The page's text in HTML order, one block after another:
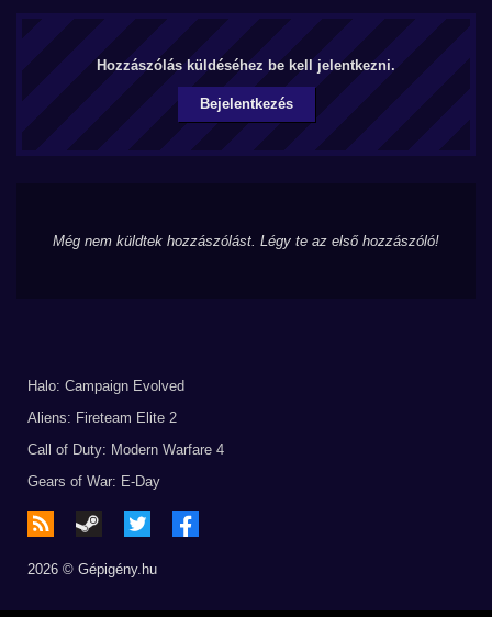
Hozzászólás küldéséhez be kell jelentkezni.
Bejelentkezés
Még nem küldtek hozzászólást. Légy te az első hozzászóló!
Halo: Campaign Evolved
Aliens: Fireteam Elite 2
Call of Duty: Modern Warfare 4
Gears of War: E-Day
2026 © Gépigény.hu